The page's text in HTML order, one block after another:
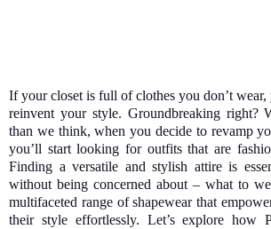
If your closet is full of clothes you don’t
reinvent your style. Groundbreaking right?
than we think, when you decide to revamp
you’ll start looking for outfits that are
Finding a versatile and stylish attire is
without being concerned about – what to
multifaceted range of shapewear that
their style effortlessly. Let’s explore how